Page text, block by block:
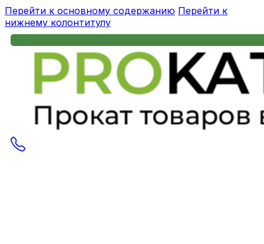
Перейти к основному содержанию Перейти к
нижнему колонтитулу